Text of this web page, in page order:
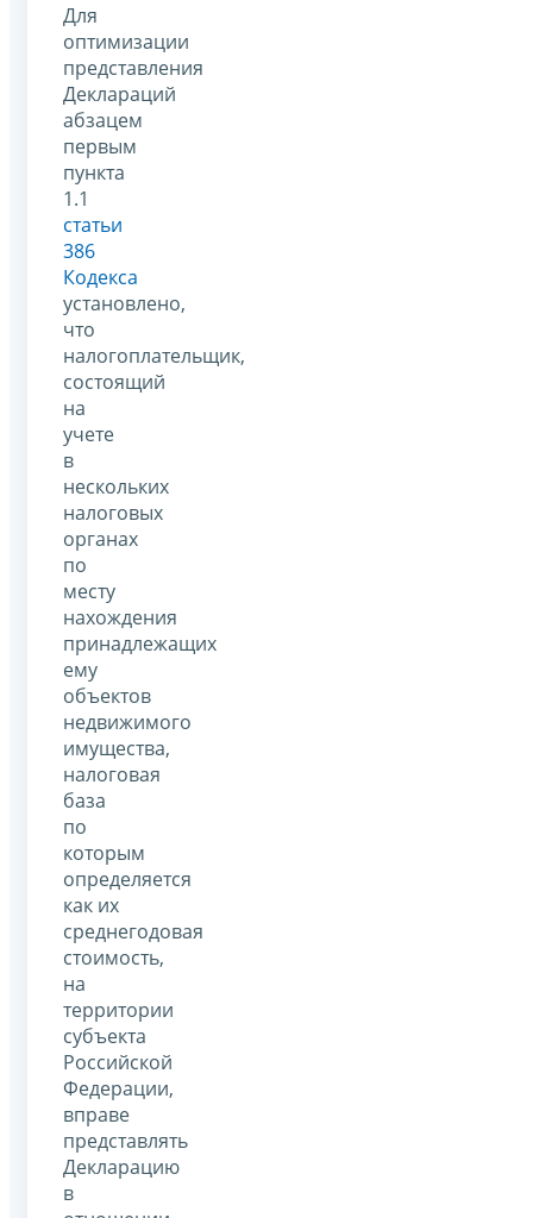
Для
оптимизации
представления
Деклараций
абзацем
первым
пункта
1.1
статьи
386
Кодекса
установлено,
что
налогоплательщик,
состоящий
на
учете
в
нескольких
налоговых
органах
по
месту
нахождения
принадлежащих
ему
объектов
недвижимого
имущества,
налоговая
база
по
которым
определяется
как их
среднегодовая
стоимость,
на
территории
субъекта
Российской
Федерации,
вправе
представлять
Декларацию
в